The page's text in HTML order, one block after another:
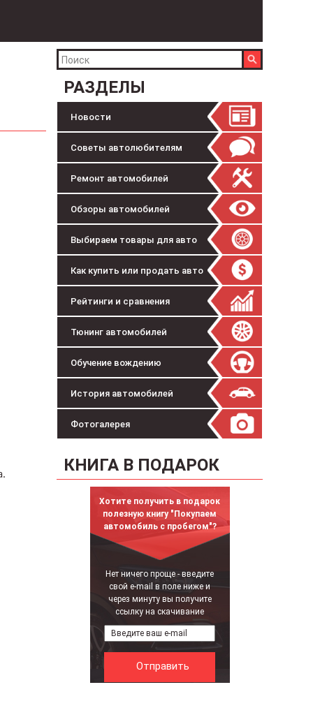
РАЗДЕЛЫ
Новости
Советы автолюбителям
Ремонт автомобилей
Обзоры автомобилей
Выбираем товары для авто
Как купить или продать авто
Рейтинги и сравнения
Тюнинг автомобилей
Обучение вождению
История автомобилей
Фотогалерея
КНИГА В ПОДАРОК
Хотите получить в подарок
полезную книгу "Покупаем
автомобиль с пробегом"?
Нет ничего проще - введите
свой e-mail в поле ниже и
через минуту вы получите
ссылку на скачивание